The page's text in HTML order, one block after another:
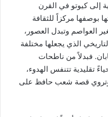
إلى كيوتو في القرن
بوصفها مركزاً للثقافة
العواصم وتبدل العصور،
الذي يجعلها مختلفة
فبدلاً من ناطحات
تقليدية تتنفس الهدوء،
وتروي قصة شعب حافظ على